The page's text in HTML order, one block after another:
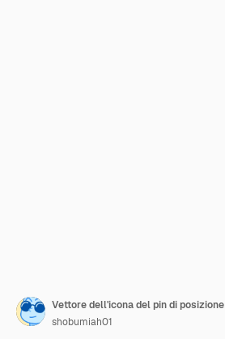
Vettore dell'icona del pin di posizione
shobumiah01